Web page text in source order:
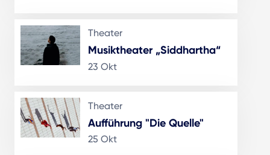
Theater
Musiktheater „Siddhartha“
23 Okt
Theater
Aufführung "Die Quelle"
25 Okt